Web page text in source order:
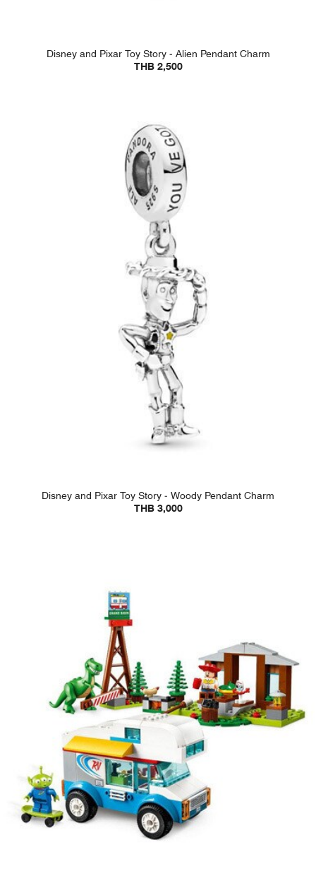
Disney and Pixar Toy Story - Alien Pendant Charm
THB 2,500
Disney and Pixar Toy Story - Woody Pendant Charm
THB 3,000